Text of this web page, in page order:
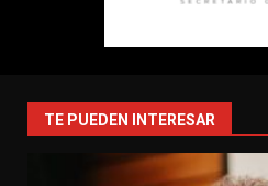
TE PUEDEN INTERESAR